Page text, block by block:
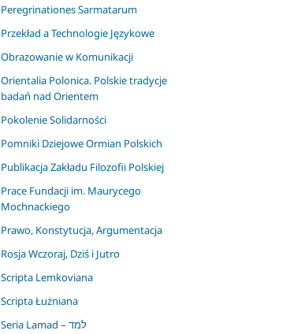
Peregrinationes Sarmatarum
Przekład a Technologie Językowe
Obrazowanie w Komunikacji
Orientalia Polonica. Polskie tradycje
badań nad Orientem
Pokolenie Solidarności
Pomniki Dziejowe Ormian Polskich
Publikacja Zakładu Filozofii Polskiej
Prace Fundacji im. Maurycego
Mochnackiego
Prawo, Konstytucja, Argumentacja
Rosja Wczoraj, Dziś i Jutro
Scripta Lemkoviana
Scripta Łużniana
Seria Lamad – למד